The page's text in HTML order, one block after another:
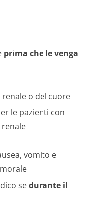
prima che le venga
o del cuore
le pazienti con
renale
vomito e
sedurante il